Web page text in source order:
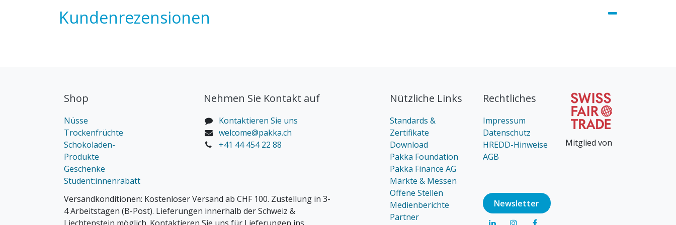
Kundenrezensionen
Nützliche Links
Standards &
Zertifikate
Download
Pakka Foundation
Pakka Finance AG
Märkte & Messen
Offene Stellen
Medienberichte
Partner
Shop
Nüsse
Trockenfrüchte
Schokoladen-
Produkte
Geschenke
Student:innenrabatt
Rechtliches
Impressum
Datenschutz
HREDD-Hinweise
AGB
Nehmen Sie Kontakt auf
Kontaktieren Sie uns
welcome@pakka.ch
+41 44 454 22 88
Versandkonditionen: Kostenloser Versand ab CHF 100. Zustellung in 3-
4 Arbeitstagen (B-Post). Lieferungen innerhalb der Schweiz &
Mitglied von
Newsl​​​​etter